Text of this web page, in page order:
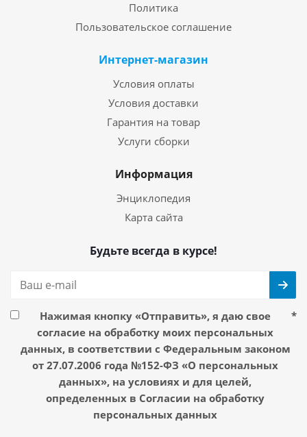
Политика
Пользовательское соглашение
Интернет-магазин
Условия оплаты
Условия доставки
Гарантия на товар
Услуги сборки
Информация
Энциклопедия
Карта сайта
Будьте всегда в курсе!
Нажимая кнопку «Отправить», я даю свое
согласие на обработку моих персональных
данных, в соответствии с Федеральным законом
от 27.07.2006 года №152-ФЗ «О персональных
данных», на условиях и для целей,
определенных в Согласии на обработку
персональных данных
*